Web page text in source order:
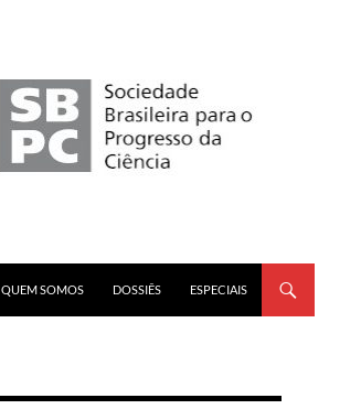
QUEM SOMOS
DOSSIÊS ESPECIAIS